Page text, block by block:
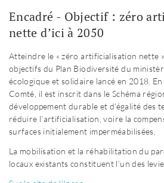
Encadré - Objectif : zéro
nette d’ici à 2050
Atteindre le « zéro artificialisation nette
objectifs du Plan Biodiversité du
écologique et solidaire lancé en 2018.
Comté, il est inscrit dans le Schéma
développement durable et d’égalité des
réduire l’artificialisation, voire la
surfaces initialement imperméabilisées.
La mobilisation et la réhabilitation du
locaux existants constituent l’un des